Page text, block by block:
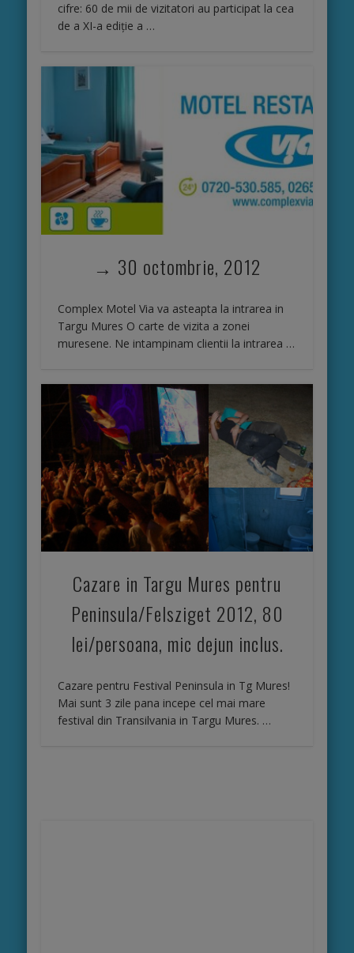
cifre: 60 de mii de vizitatori au participat la cea
de a XI-a ediţie a …
→ 30 octombrie, 2012
Complex Motel Via va asteapta la intrarea in
Targu Mures O carte de vizita a zonei
muresene. Ne intampinam clientii la intrarea …
Cazare in Targu Mures pentru
Peninsula/Felsziget 2012, 80
lei/persoana, mic dejun inclus.
Cazare pentru Festival Peninsula in Tg Mures!
Mai sunt 3 zile pana incepe cel mai mare
festival din Transilvania in Targu Mures. …